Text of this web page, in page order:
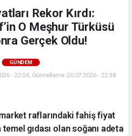
Rekor Kırdı:
O Meşhur Türküsü
Gerçek Oldu!
GÜNDEM
- 22:04, Güncelleme: 20.07.2026 - 22:38
raflarındaki fahiş fiyat
gıdası olan soğanı adeta